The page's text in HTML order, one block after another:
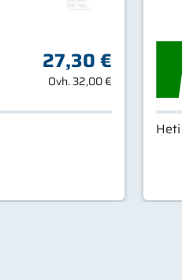
27,30 €
Ovh.32,00 €